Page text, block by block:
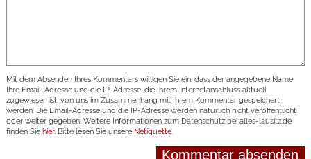
Mit dem Absenden Ihres Kommentars willigen Sie ein, dass der angegebene Name,
Ihre Email-Adresse und die IP-Adresse, die Ihrem Internetanschluss aktuell
zugewiesen ist, von uns im Zusammenhang mit Ihrem Kommentar gespeichert
werden. Die Email-Adresse und die IP-Adresse werden natürlich nicht veröffentlicht
oder weiter gegeben. Weitere Informationen zum Datenschutz bei alles-lausitz.de
finden Sie hier. Bitte lesen Sie unsere Netiquette.